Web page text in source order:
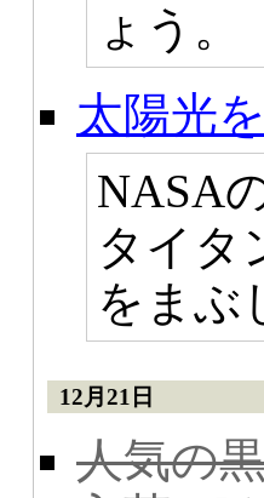
ょう。
太陽光
NASA
タイタ
をまぶ
12月21日
人気の